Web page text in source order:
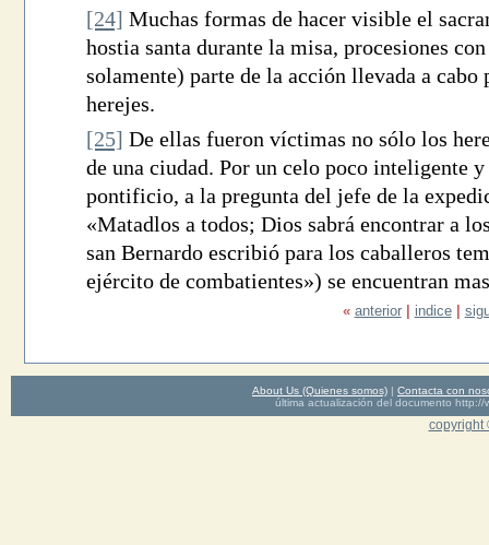
[24] Muchas formas de hacer visible el
hostia santa durante la misa, procesiones
solamente) parte de la acción llevada a
herejes.
[25] De ellas fueron víctimas no sólo los
de una ciudad. Por un celo poco inteligente
pontificio, a la pregunta del jefe de la
«Matadlos a todos; Dios sabrá encontrar a
san Bernardo escribió para los caballeros
ejército de combatientes») se encuentran
« anterior indice
About Us (Quienes somos) | Contacta con
última actualización del documento http://
copyright